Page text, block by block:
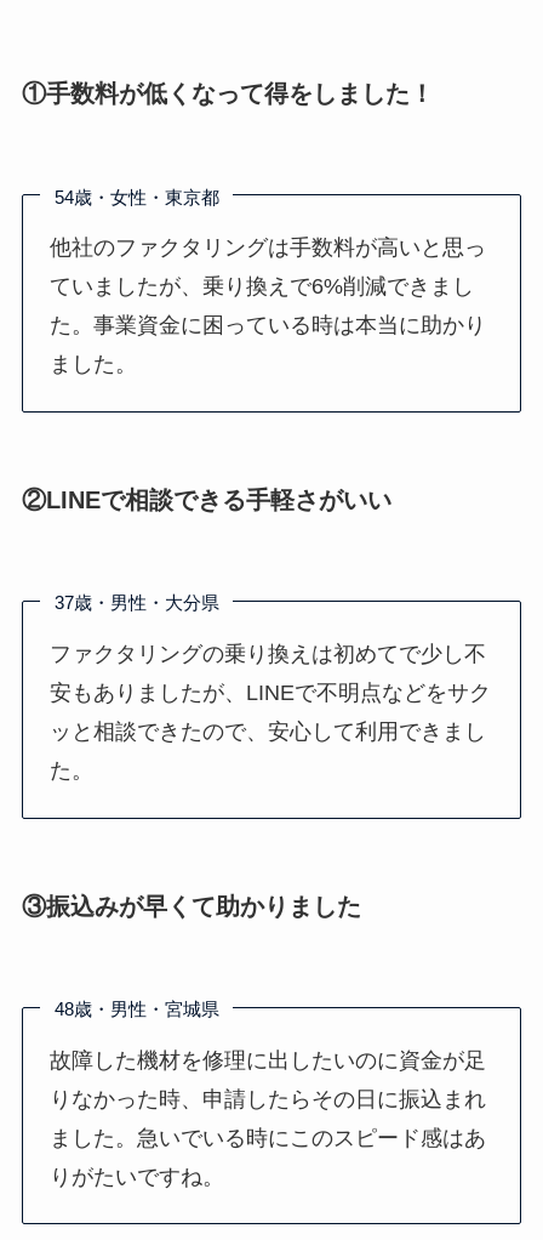
①手数料が低くなって得をしました！
54歳・女性・東京都
他社のファクタリングは手数料が高いと思っ
ていましたが、乗り換えで6%削減できまし
た。事業資金に困っている時は本当に助かり
ました。
②LINEで相談できる手軽さがいい
37歳・男性・大分県
ファクタリングの乗り換えは初めてで少し不
安もありましたが、LINEで不明点などをサク
ッと相談できたので、安心して利用できまし
た。
③振込みが早くて助かりました
48歳・男性・宮城県
故障した機材を修理に出したいのに資金が足
りなかった時、申請したらその日に振込まれ
ました。急いでいる時にこのスピード感はあ
りがたいですね。